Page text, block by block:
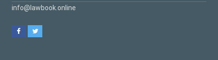
info@lawbook.online